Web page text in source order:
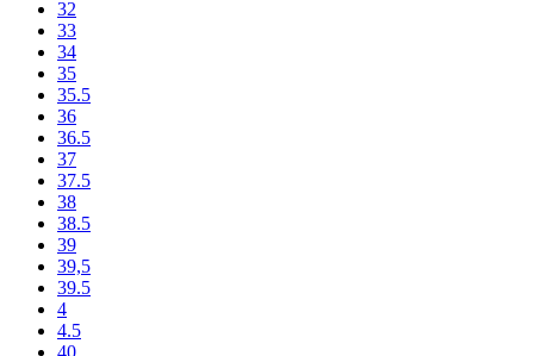
32
33
34
35
35.5
36
36.5
37
37.5
38
38.5
39
39,5
39.5
4
4.5
40